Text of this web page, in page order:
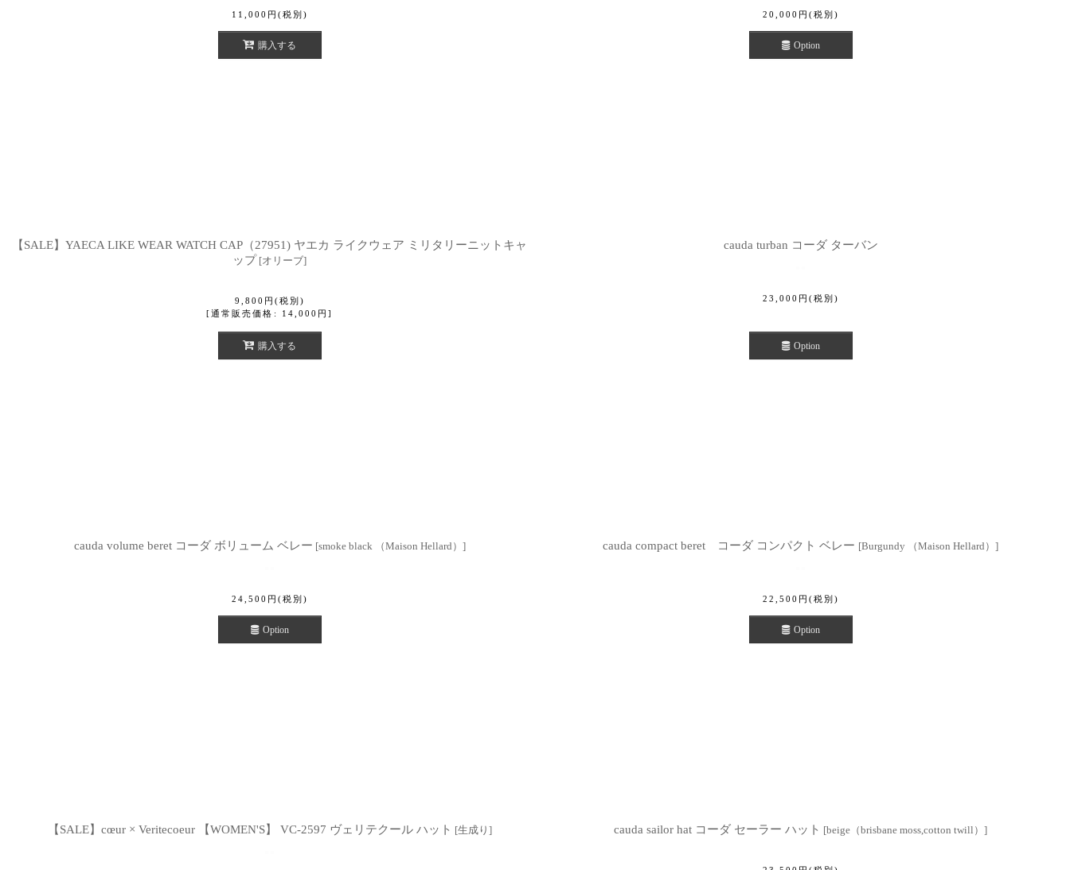
11,000 円 (税別)
購入する
20,000 円 (税別)
Option
【SALE】YAECA LIKE WEAR WATCH CAP（27951) ヤエカ ライクウェア ミリタリーニットキャ
ップ [オリーブ]
9,800 円 (税別)
[通常販売価格 : 14,000 円 ]
購入する
cauda turban コーダ ターバン
23,000 円 (税別)
Option
cauda volume beret コーダ ボリューム ベレー [smoke black （Maison Hellard） ]
24,500 円 (税別)
Option
cauda compact beret コーダ コンパクト ベレー [Burgundy （Maison Hellard） ]
22,500 円 (税別)
Option
【SALE】cœur × Veritecoeur 【WOMEN'S】 VC-2597 ヴェリテクール ハット [生成り ] cauda sailor hat コーダ セーラー ハット [beige（brisbane moss,cotton twill） ]